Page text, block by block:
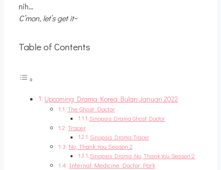
nih…
C’mon, let’s get it~
Table of Contents
Upcoming Drama Korea Bulan Januari 2022
The Ghost Doctor
Sinopsis Drama Ghost Doctor
Tracer
Sinopsis Drama Tracer
No, Thank You Season 2
Sinopsis Drama No, Thank You Season 2
Internal Medicine Doctor Park